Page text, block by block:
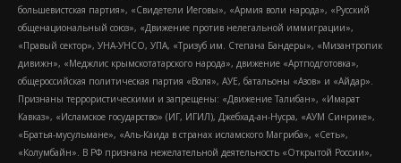
большевистская партия», «Свидетели Иеговы», «Армия воли народа», «Русский
общенациональный союз», «Движение против нелегальной иммиграции»,
«Правый сектор», УНА-УНСО, УПА, «Тризуб им. Степана Бандеры», «Мизантропик
дивижн», «Меджлис крымскотатарского народа», движение «Артподготовка»,
общероссийская политическая партия «Воля», АУЕ, батальоны «Азов» и «Айдар».
Признаны террористическими и запрещены: «Движение Талибан», «Имарат
Кавказ», «Исламское государство» (ИГ, ИГИЛ), Джебхад-ан-Нусра, «АУМ Синрике»,
«Братья-мусульмане», «Аль-Каида в странах исламского Магриба», «Сеть»,
«Колумбайн». В РФ признана нежелательной деятельность «Открытой России»,